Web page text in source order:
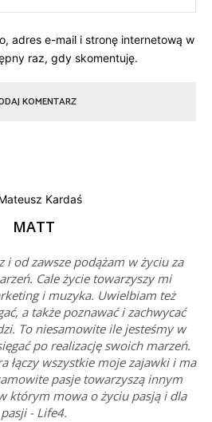
adres e-mail i stronę internetową w
raz, gdy skomentuję.
MATT
i od zawsze podążam w życiu za
Cale życie towarzyszy mi
i muzyka. Uwielbiam też
a także poznawać i zachwycać
To niesamowite ile jesteśmy w
po realizację swoich marzeń.
łączy wszystkie moje zajawki i ma
pasje towarzyszą innym
którym mowa o życiu pasją i dla
pasji - Life4.